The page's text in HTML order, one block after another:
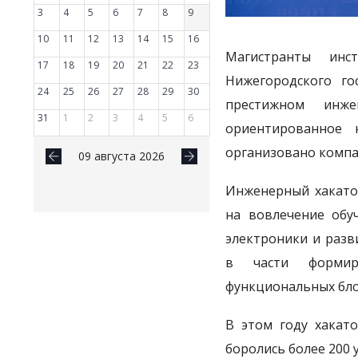
3
4 5 6 7 8
9
10
11 12 13 14 15
16
17
18 19 20 21 22
23
24
25 26 27 28 29
30
31
1 2 3 4 5 6
09 августа 2026
Магистранты
Нижегородского
престижном
организовано
Инженерный
на вовлечение
электроники и
в части
функциональных
В этом году
боролись более 200